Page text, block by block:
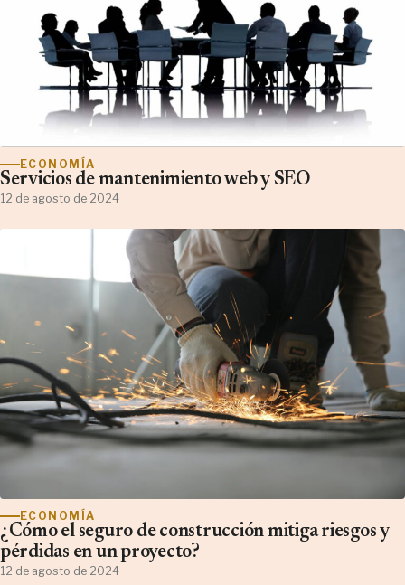
ECONOMÍA
Servicios de mantenimiento web y SEO
12 de agosto de 2024
ECONOMÍA
¿Cómo el seguro de construcción mitiga riesgos y
pérdidas en un proyecto?
12 de agosto de 2024